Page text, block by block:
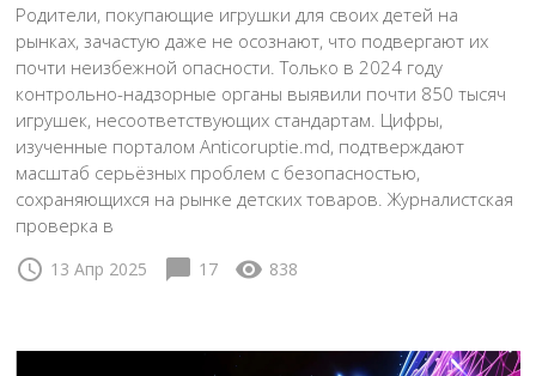
Родители, покупающие игрушки для своих детей на
рынках, зачастую даже не осознают, что подвергают их
почти неизбежной опасности. Только в 2024 году
контрольно-надзорные органы выявили почти 850 тысяч
игрушек, несоответствующих стандартам. Цифры,
изученные порталом Anticoruptie.md, подтверждают
масштаб серьёзных проблем с безопасностью,
сохраняющихся на рынке детских товаров. Журналистская
проверка в
schedule 13 Апр 2025 chat_bubble 17 visibility 838